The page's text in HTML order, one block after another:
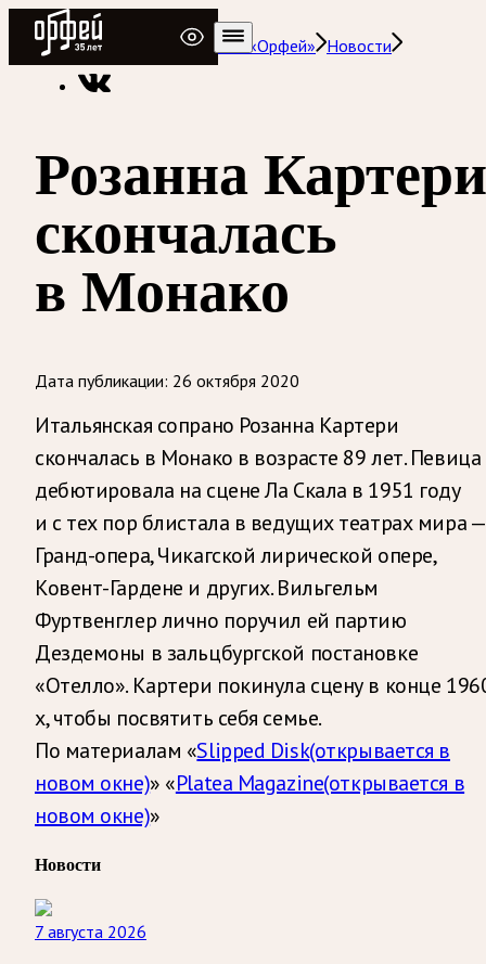
Радио Орфей
Радио классической музыки «Орфей» Новости
Розанна Картери
скончалась
в Монако
Дата публикации: 26 октября 2020
Итальянская сопрано Розанна Картери
скончалась в Монако в возрасте 89 лет. Певица
дебютировала на сцене Ла Скала в 1951 году
и с тех пор блистала в ведущих театрах мира —
Гранд-опера, Чикагской лирической опере,
Ковент-Гардене и других. Вильгельм
Фуртвенглер лично поручил ей партию
Дездемоны в зальцбургской постановке
«Отелло». Картери покинула сцену в конце
х, чтобы посвятить себя семье.
По материалам «Slipped Disk(открывается в
новом окне)» «Platea Magazine(открывается в
новом окне)»
Новости
7 августа 2026